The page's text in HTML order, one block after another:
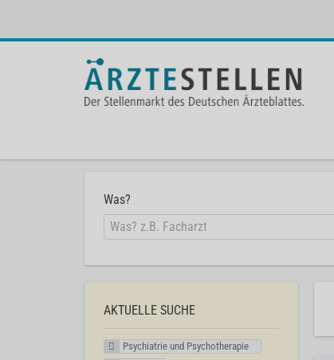
Was?
AKTUELLE SUCHE
Psychiatrie und Psychotherapie